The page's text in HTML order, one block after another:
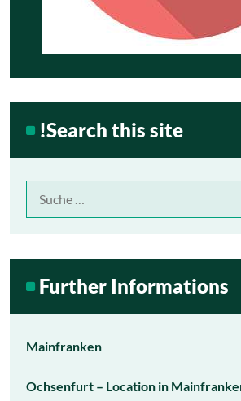
!Search this site
nach:
Further Informations
Mainfranken
Ochsenfurt – Location in